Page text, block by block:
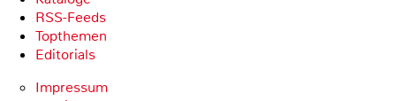
RSS-Feeds
Topthemen
Editorials
Impressum